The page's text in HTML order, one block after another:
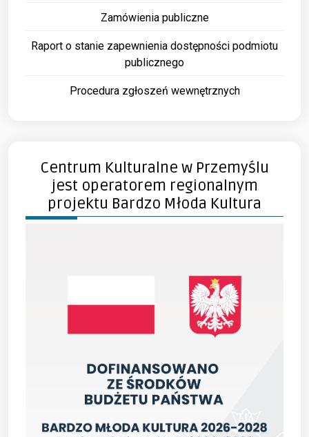
Zamówienia publiczne
Raport o stanie zapewnienia dostępności podmiotu
publicznego
Procedura zgłoszeń wewnętrznych
Centrum Kulturalne w Przemyślu
jest operatorem regionalnym
projektu Bardzo Młoda Kultura